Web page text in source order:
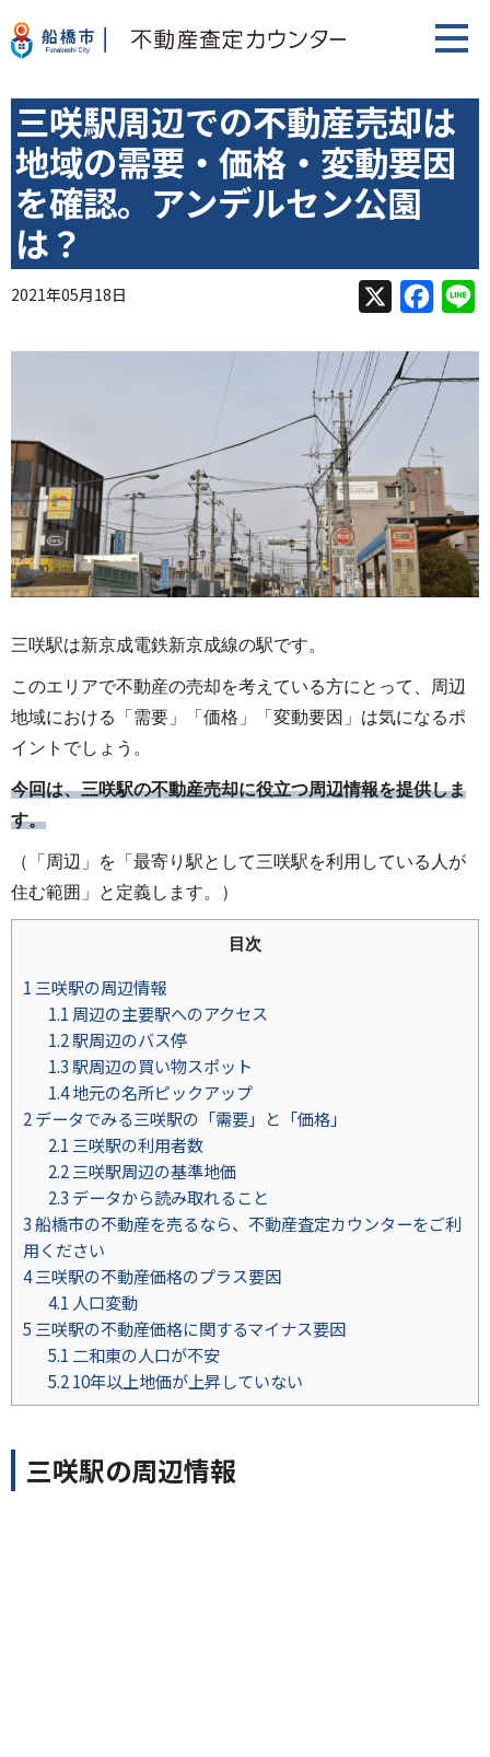
三咲駅周辺での不動産売却は
地域の需要・価格・変動要因
を確認。アンデルセン公園
は？
2021年05月18日
c
e
b
o
k
n
e
三咲駅は新京成電鉄新京成線の駅です。
このエリアで不動産の売却を考えている方にとって、周辺
地域における「需要」「価格」「変動要因」は気になるポ
イントでしょう。
今回は、三咲駅の不動産売却に役立つ周辺情報を提供しま
す。
（「周辺」を「最寄り駅として三咲駅を利用している人が
住む範囲」と定義します。）
目次
1 三咲駅の周辺情報
1.1 周辺の主要駅へのアクセス
1.2駅周辺のバス停
1.3 駅周辺の買い物スポット
1.4地元の名所ピックアップ
2データでみる三咲駅の「需要」と「価格」
2.1 三咲駅の利用者数
2.2三咲駅周辺の基準地価
2.3 データから読み取れること
3船橋市の不動産を売るなら、不動産査定カウンターをご利
用ください
4三咲駅の不動産価格のプラス要因
4.1 人口変動
5 三咲駅の不動産価格に関するマイナス要因
5.1 二和東の人口が不安
5.210年以上地価が上昇していない
三咲駅の周辺情報